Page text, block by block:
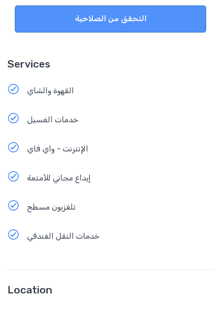
التحقق من الصلاحية
Services
القهوة والشاي
خدمات الغسيل
الإنترنت - واي فاي
إيداع مجاني للأمتعة
تلفزيون مسطح
خدمات النقل الفندقي
Location